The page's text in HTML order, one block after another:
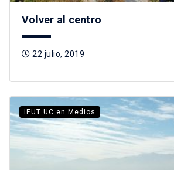
Volver al centro
22 julio, 2019
IEUT UC en Medios